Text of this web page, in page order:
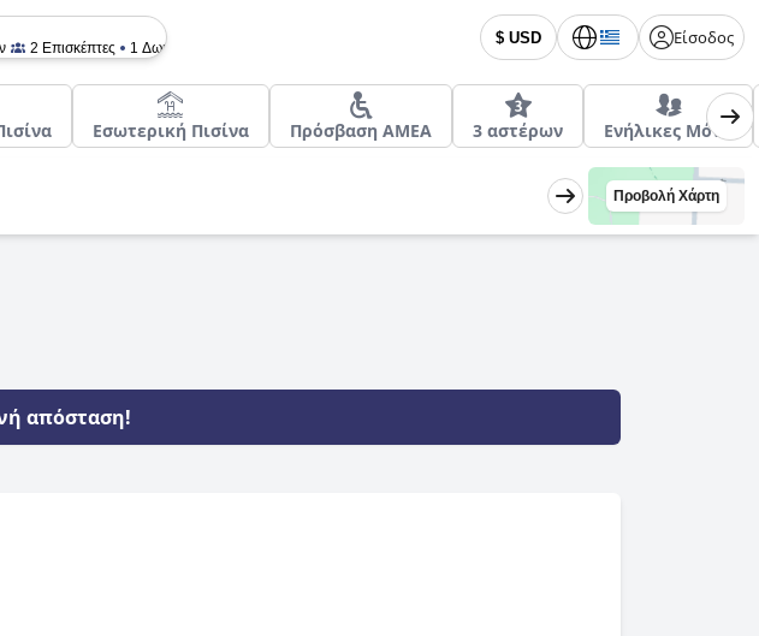
$ USD Είσοδος
2 Επισκέπτες 1 Δωμάτιο
Εσωτερική Πισίνα Πρόσβαση ΑΜΕΑ 3 αστέρων Ενήλικες Μόνο
Προβολή Χάρτη
απόσταση!